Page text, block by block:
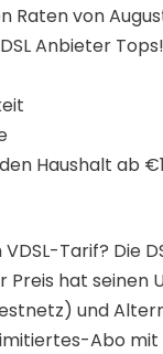
Raten von
Anbieter Tops!
Haushalt ab
Tarif? Die
Preis hat
und
Abo